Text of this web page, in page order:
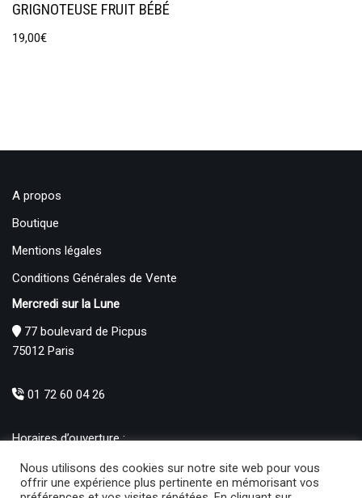
GRIGNOTEUSE FRUIT BÉBÉ
19,00€
A propos
Boutique
Mentions légales
Conditions Générales de Vente
Mercredi sur la Lune
77 boulevard de Picpus
75012 Paris
01 72 60 04 26
Horaires d’ouverture :
Mercredi au Samedi : 10h30 – 19h00
Nous utilisons des cookies sur notre site web pour vous
offrir une expérience plus pertinente en mémorisant vos